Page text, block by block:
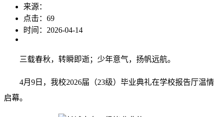
来源：
点击： 69
时间：2026-04-14
三载春秋，转瞬即逝；少年意气，扬帆远航。
4月9日，我校2026届（23级）毕业典礼在学校报告厅温情
启幕。